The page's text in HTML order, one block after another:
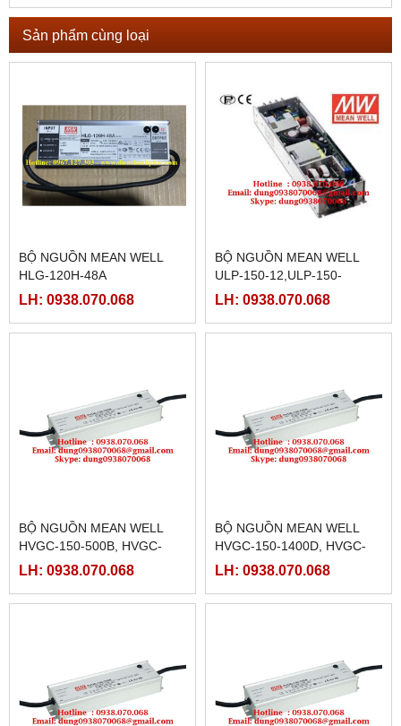
Sản phẩm cùng loại
BỘ NGUỒN MEAN WELL
HLG-120H-48A
LH: 0938.070.068
BỘ NGUỒN MEAN WELL
ULP-150-12,ULP-150-
15,ULP-150-24,ULP-150-
LH: 0938.070.068
BỘ NGUỒN MEAN WELL
HVGC-150-500B, HVGC-
150-500D,HVGC-150-700A,
LH: 0938.070.068
BỘ NGUỒN MEAN WELL
HVGC-150-1400D, HVGC-
150-350A,HVGC-150-
LH: 0938.070.068